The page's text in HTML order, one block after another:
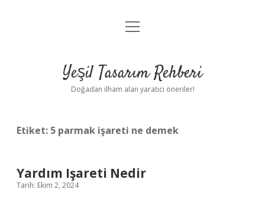
Anasayfa
Yasal Uyarı
menüyü
Yeşil Tasarım Rehberi
Doğadan ilham alan yaratıcı öneriler!
Etiket: 5 parmak işareti ne demek
Yardım Işareti Nedir
Tarih: Ekim 2, 2024